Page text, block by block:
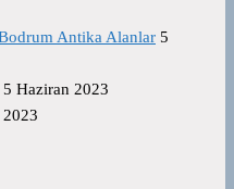
Antika Alanlar 5
5 Haziran 2023
2023